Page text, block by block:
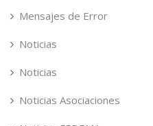
Mensajes de Error
Noticias
Noticias
Noticias Asociaciones